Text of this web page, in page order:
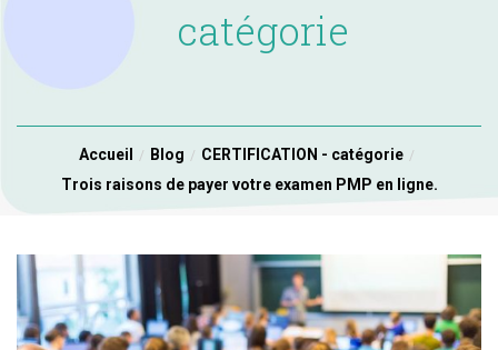
catégorie
Accueil Blog
CERTIFICATION - catégorie
Trois raisons de payer votre examen PMP en ligne.